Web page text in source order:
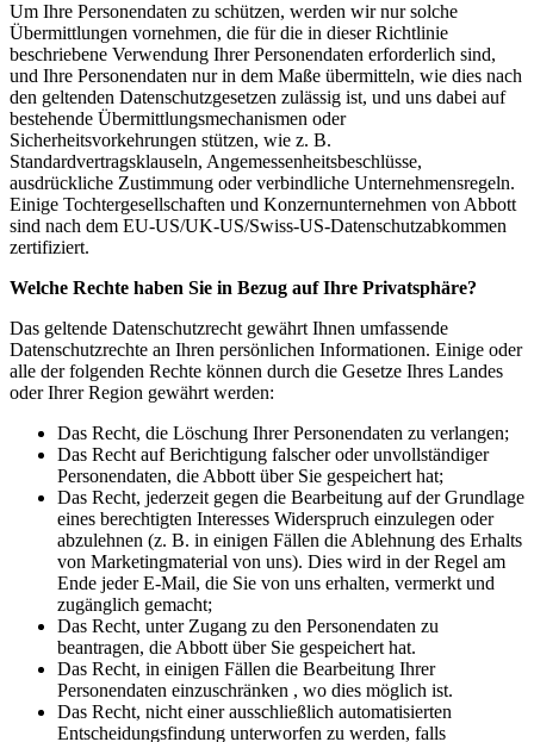
Um Ihre Personendaten zu schützen, werden wir nur solche
Übermittlungen vornehmen, die für die in dieser Richtlinie
beschriebene Verwendung Ihrer Personendaten erforderlich sind,
und Ihre Personendaten nur in dem Maße übermitteln, wie dies nach
den geltenden Datenschutzgesetzen zulässig ist, und uns dabei auf
bestehende Übermittlungsmechanismen oder
Sicherheitsvorkehrungen stützen, wie z. B.
Standardvertragsklauseln, Angemessenheitsbeschlüsse,
ausdrückliche Zustimmung oder verbindliche Unternehmensregeln.
Einige Tochtergesellschaften und Konzernunternehmen von Abbott
sind nach dem EU-US/UK-US/Swiss-US-Datenschutzabkommen
zertifiziert.
Welche Rechte haben Sie in Bezug auf Ihre Privatsphäre?
Das geltende Datenschutzrecht gewährt Ihnen umfassende
Datenschutzrechte an Ihren persönlichen Informationen. Einige oder
alle der folgenden Rechte können durch die Gesetze Ihres Landes
oder Ihrer Region gewährt werden:
Das Recht, die Löschung Ihrer Personendaten zu verlangen;
Das Recht auf Berichtigung falscher oder unvollständiger
Personendaten, die Abbott über Sie gespeichert hat;
Das Recht, jederzeit gegen die Bearbeitung auf der Grundlage
eines berechtigten Interesses Widerspruch einzulegen oder
abzulehnen (z. B. in einigen Fällen die Ablehnung des Erhalts
von Marketingmaterial von uns). Dies wird in der Regel am
Ende jeder E-Mail, die Sie von uns erhalten, vermerkt und
zugänglich gemacht;
Das Recht, unter Zugang zu den Personendaten zu
beantragen, die Abbott über Sie gespeichert hat.
Das Recht, in einigen Fällen die Bearbeitung Ihrer
Personendaten einzuschränken , wo dies möglich ist.
Das Recht, nicht einer ausschließlich automatisierten
Entscheidungsfindung unterworfen zu werden, falls